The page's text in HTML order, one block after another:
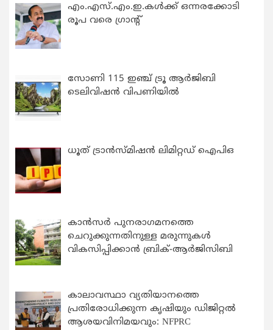
എം.എസ്.എം.ഇ.കൾക്ക് ഒന്നരക്കോടി
രൂപ വരെ ഗ്രാന്റ്
സോണി 115 ഇഞ്ച് ട്രൂ ആർജിബി
ടെലിവിഷൻ വിപണിയിൽ
ധൂത് ട്രാൻസ്മിഷൻ ലിമിറ്റഡ് ഐപിഒ
കാന്‍സര്‍ പുനരാഗമനത്തെ
ചെറുക്കുന്നതിനുള്ള മരുന്നുകള്‍
വികസിപ്പിക്കാന്‍ ബ്രിക്-ആര്‍ജിസിബി
കാലാവസ്ഥാ വ്യതിയാനത്തെ
പ്രതിരോധിക്കുന്ന കൃഷിയും ഡിജിറ്റൽ
ആശയവിനിമയവും: NFPRC